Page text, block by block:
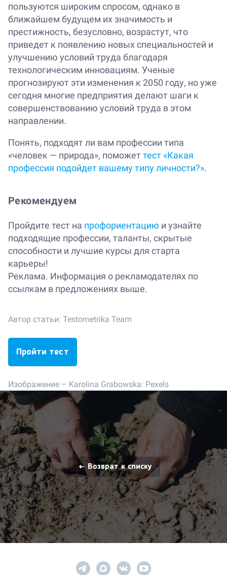
пользуются широким спросом, однако в
ближайшем будущем их значимость и
престижность, безусловно, возрастут, что
приведет к появлению новых специальностей и
улучшению условий труда благодаря
технологическим инновациям. Ученые
прогнозируют эти изменения к 2050 году, но уже
сегодня многие предприятия делают шаги к
совершенствованию условий труда в этом
направлении.
Понять, подходят ли вам профессии типа
«человек — природа», поможеттест «Какая
профессия подойдет вашему типу личности?».
Рекомендуем
Пройдите тест на профориентацию и узнайте
подходящие профессии, таланты, скрытые
способности и лучшие курсы для старта
карьеры!
Реклама. Информация о рекламодателях по
ссылкам в предложениях выше.
Автор статьи: Testometrika Team
Пройти тест
Изображение – Karolina Grabowska: Pexels
Возврат к списку